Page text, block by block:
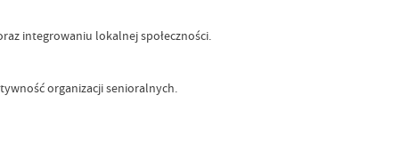
integrowaniu lokalnej społeczności.
organizacji senioralnych.